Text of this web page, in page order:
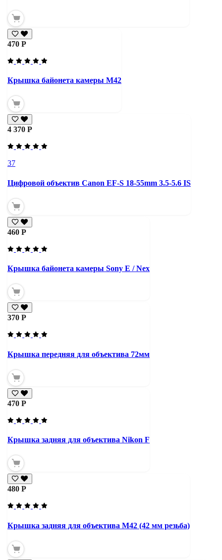
470 Р
Крышка байонета камеры М42
4 370 Р
37
Цифровой объектив Canon EF-S 18-55mm 3.5-5.6 IS
460 Р
Крышка байонета камеры Sony E / Nex
370 Р
Крышка передняя для объектива 72мм
470 Р
Крышка задняя для объектива Nikon F
480 Р
Крышка задняя для объектива М42 (42 мм резьба)